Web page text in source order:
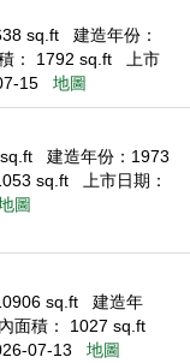
sq.ft
建造年份：
： 1792 sq.ft
上市
15
地圖
建造年份：1973
sq.ft
上市日期：
圖
sq.ft
建造年
面積： 1027 sq.ft
07-13
地圖